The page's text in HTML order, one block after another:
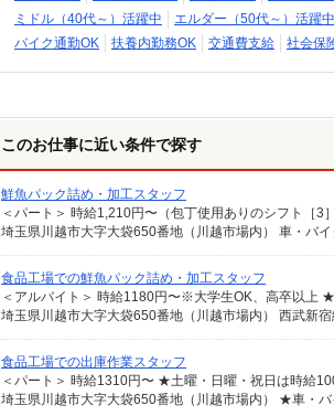
ミドル（40代～）活躍中
エルダー（50代～）活躍中
バイク通勤OK
扶養内勤務OK 交通費支給 社会保
このお仕事に近い条件で探す
鮮魚パック詰め・加工スタッフ
＜パート＞ 時給1,210円〜（包丁使用ありのシフト［
埼玉県川越市大字大袋650番地（川越市場内） 車・バ
食品工場での鮮魚パック詰め・加工スタッフ
＜アルバイト＞ 時給1180円〜※大学生OK、高卒以上
埼玉県川越市大字大袋650番地（川越市場内） 西武新
食品工場での出庫作業スタッフ
＜パート＞ 時給1310円〜 ★土曜・日曜・祝日は時給
埼玉県川越市大字大袋650番地（川越市場内） ★車・